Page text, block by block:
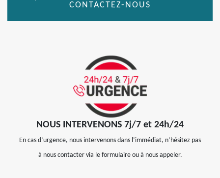
CONTACTEZ-NOUS
NOUS INTERVENONS 7j/7 et 24h/24
En cas d’urgence, nous intervenons dans l’immédiat, n’hésitez pas
à nous contacter via le formulaire ou à nous appeler.